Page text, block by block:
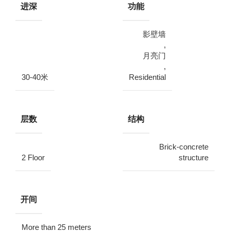
进深
30-40米
功能
影壁墙
,
月亮门
,
Residential
层数
2 Floor
结构
Brick-concrete
structure
开间
More than 25 meters